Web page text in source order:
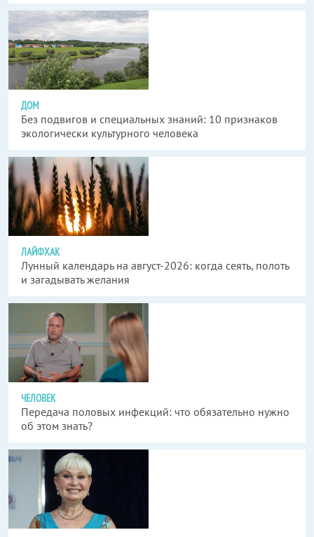
ДОМ
Без подвигов и специальных знаний: 10 признаков
экологически культурного человека
ЛАЙФХАК
Лунный календарь на август-2026: когда сеять, полоть
и загадывать желания
ЧЕЛОВЕК
Передача половых инфекций: что обязательно нужно
об этом знать?